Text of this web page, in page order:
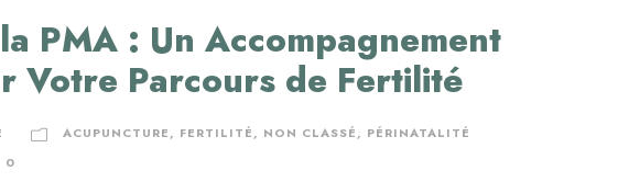
PMA : Un Accompagnement
Votre Parcours de Fertilité
ACUPUNCTURE, FERTILITÉ, NON CLASSÉ, PÉRINATALITÉ
0